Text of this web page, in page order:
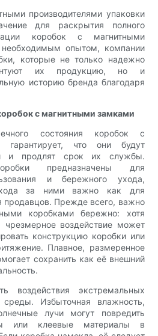
производителями упаковки
для раскрытия полного
коробок с магнитными
опытом, компании
которые не только надежно
их продукцию, но и
историю бренда благодаря
с магнитными замками
состояния коробок с
гарантирует, что они будут
и продлят срок их службы.
предназначены для
и бережного ухода,
за ними важно как для
продавцов. Прежде всего, важно
коробками бережно: хотя
воздействие может
конструкцию коробки или
Плавное, размеренное
сохранить как её внешний
воздействия экстремальных
Избыточная влажность,
лучи могут повредить
или клеевые материалы в